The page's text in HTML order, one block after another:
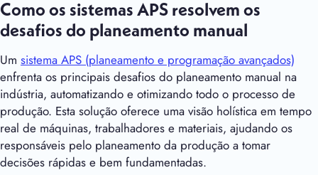
Como os sistemas APS resolvem os
desafios do planeamento manual
Um sistema APS (planeamento e programação avançados)
enfrenta os principais desafios do planeamento manual na
indústria, automatizando e otimizando todo o processo de
produção. Esta solução oferece uma visão holística em tempo
real de máquinas, trabalhadores e materiais, ajudando os
responsáveis pelo planeamento da produção a tomar
decisões rápidas e bem fundamentadas.